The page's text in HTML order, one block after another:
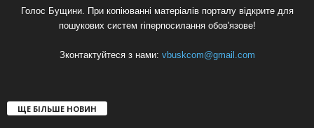
Голос Бущини. При копіюванні матеріалів порталу відкрите для
пошукових систем гіперпосилання обов'язове!
Зконтактуйтеся з нами: vbuskcom@gmail.com
ЩЕ БІЛЬШЕ НОВИН